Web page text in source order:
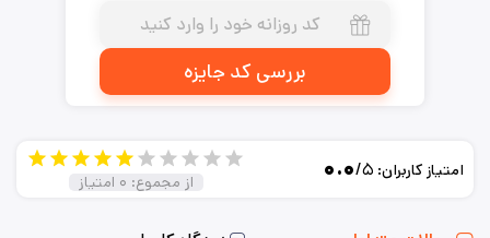
بررسی کد جایزه
امتیاز کاربران: ۰.۰/۵
از مجموع: ۰ امتیاز